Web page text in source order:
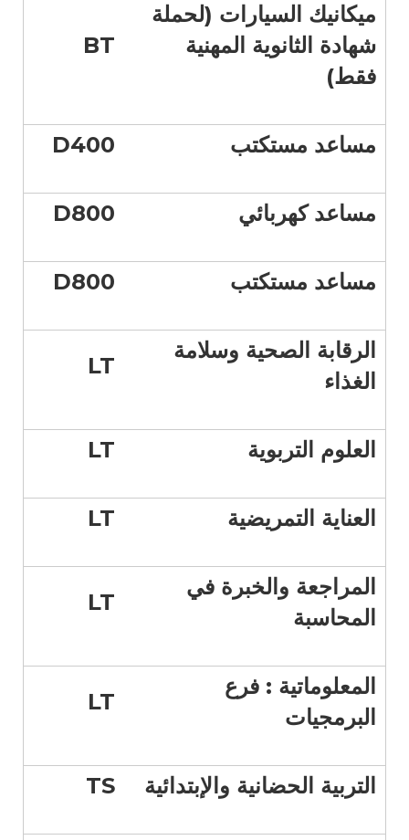
BT
ميكانيك السيارات (لحملة
شهادة الثانوية المهنية
فقط)
D400 مساعد مستكتب
D800 مساعد كهربائي
D800 مساعد مستكتب
LT
الرقابة الصحية وسلامة
الغذاء
LT العلوم التربوية
LT العناية التمريضية
LT
المراجعة والخبرة في
المحاسبة
LT
المعلوماتية : فرع
البرمجيات
TS التربية الحضانية والإبتدائية